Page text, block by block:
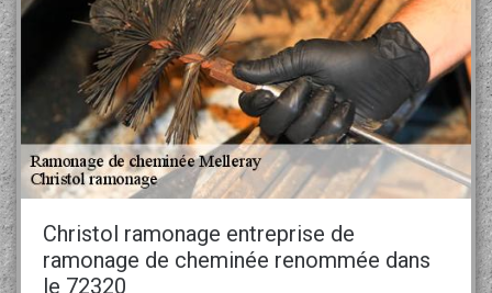
Christol ramonage entreprise de
ramonage de cheminée renommée dans
le 72320